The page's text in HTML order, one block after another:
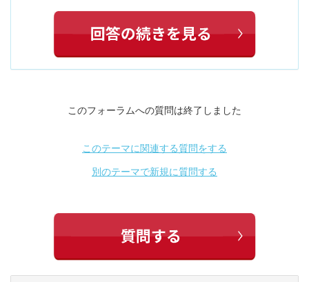
このフォーラムへの質問は終了しました
このテーマに関連する質問をする
別のテーマで新規に質問する